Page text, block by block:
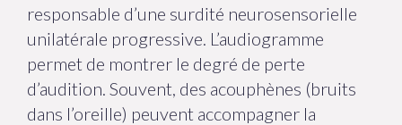
responsable d’une surdité neurosensorielle
unilatérale progressive. L’audiogramme
permet de montrer le degré de perte
d’audition. Souvent, des acouphènes (bruits
dans l’oreille) peuvent accompagner la